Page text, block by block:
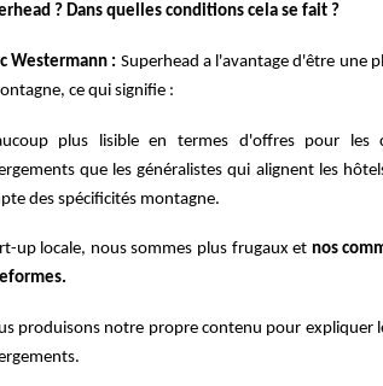
? Dans quelles conditions cela se fait ?
Westermann : Superhead a l'avantage d'être une
ce qui signifie :
plus lisible en termes d'offres pour les
que les généralistes qui alignent les
des spécificités montagne.
up locale, nous sommes plus frugaux et nos
produisons notre propre contenu pour expliquer